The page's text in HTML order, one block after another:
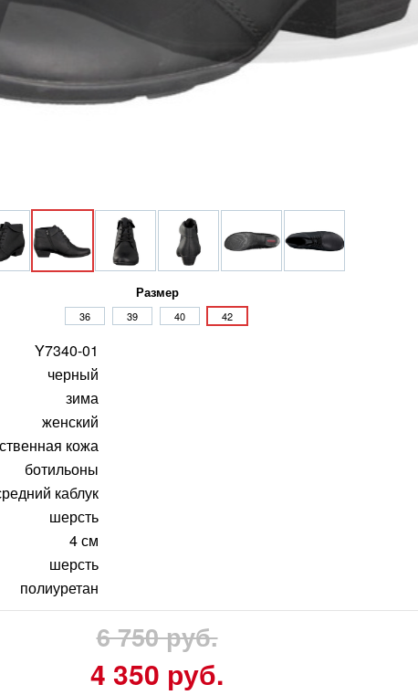
Размер
36 39 40 42
Y7340-01
черный
зима
женский
кожа
ботильоны
каблук
шерсть
4 см
шерсть
полиуретан
6 750 руб.
4 350 руб.